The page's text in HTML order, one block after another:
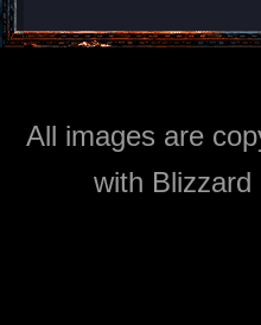
All images are
with